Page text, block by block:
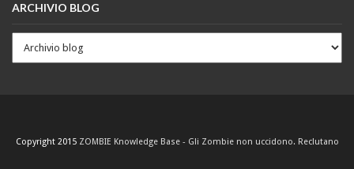
ARCHIVIO BLOG
Copyright 2015 ZOMBIE Knowledge Base - Gli Zombie non uccidono. Reclutano